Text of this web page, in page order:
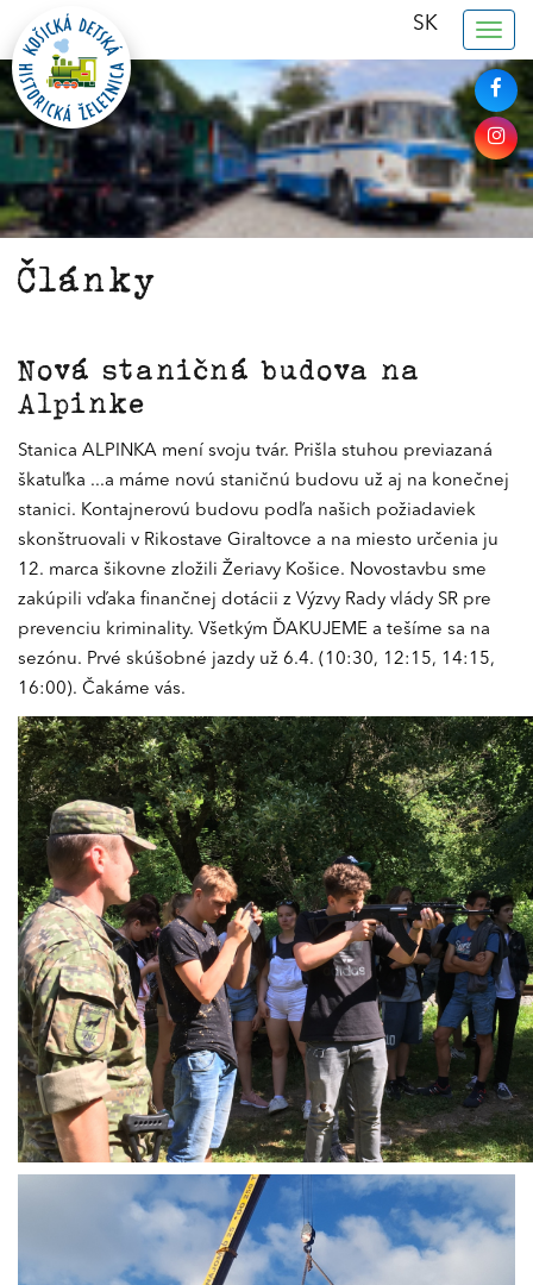
SK
Články
Nová staničná budova na
Alpinke
Stanica ALPINKA mení svoju tvár. Prišla stuhou previazaná
škatuľka ...a máme novú staničnú budovu už aj na konečnej
stanici. Kontajnerovú budovu podľa našich požiadaviek
skonštruovali v Rikostave Giraltovce a na miesto určenia ju
12. marca šikovne zložili Žeriavy Košice. Novostavbu sme
zakúpili vďaka finančnej dotácii z Výzvy Rady vlády SR pre
prevenciu kriminality. Všetkým ĎAKUJEME a tešíme sa na
sezónu. Prvé skúšobné jazdy už 6.4. (10:30, 12:15, 14:15,
16:00). Čakáme vás.